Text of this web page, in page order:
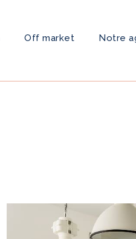
Off market Notre